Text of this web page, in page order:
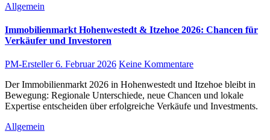
Allgemein
Immobilienmarkt Hohenwestedt & Itzehoe 2026: Chancen für
Verkäufer und Investoren
PM-Ersteller6. Februar 2026 Keine Kommentare
Der Immobilienmarkt 2026 in Hohenwestedt und Itzehoe bleibt in
Bewegung: Regionale Unterschiede, neue Chancen und lokale
Expertise entscheiden über erfolgreiche Verkäufe und Investments.
Allgemein